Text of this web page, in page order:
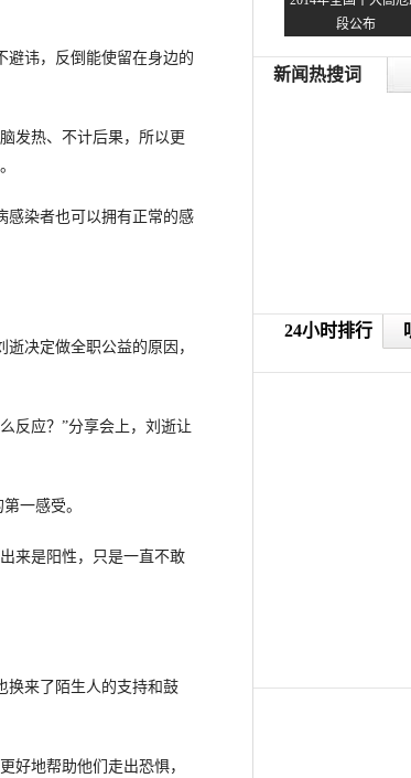
讳，反倒能使留在身边的
发热、不计后果，所以更
染者也可以拥有正常的感
决定做全职公益的原因，
反应？”分享会上，刘逝让
一感受。
来是阳性，只是一直不敢
来了陌生人的支持和鼓
地帮助他们走出恐惧，